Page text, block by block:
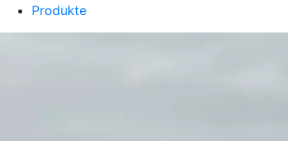
Produkte